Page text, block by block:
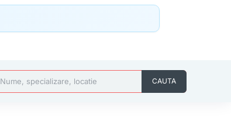
Nume, specializare, locatie CAUTA